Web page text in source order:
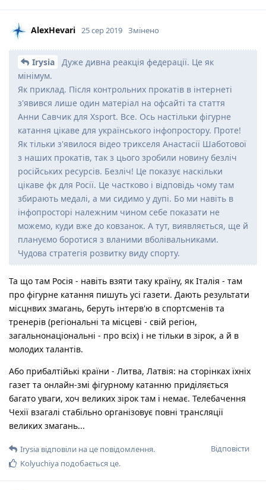
AlexHevari 25 сер 2019 Змінено
Irysia
Дуже дивна реакція федерації. Це як
мінімум.
Як приклад. Після контрольних прокатів в інтернеті
з'явився лише один матеріал на офсайті та стаття
Анни Савчик для Xsport. Все. Ось настільки фігурне
катання цікаве для українського інфопростору. Проте!
Як тільки з'явилося відео трикселя Анастасії Шаботової
з наших прокатів, так з цього зробили новину безліч
російських ресурсів. Безліч! Це показує наскільки
цікаве фк для Росії. Це частково і відповідь чому там
збирають медалі, а ми сидимо у дупі. Бо ми навіть в
інфопросторі належним чином себе показати не
можемо, куди вже до ковзанок. А тут, виявляється, ще й
плануємо боротися з вланими вболівальниками.
Чудова стратегія розвитку виду спорту.
Та що там Росія - навіть взяти таку країну, як Італія - там
про фігурне катання пишуть усі газети. Дають результати
місцнвих змагань, беруть інтерв'ю в спортсменів та
тренерів (регіональні та місцеві - свій регіон,
загальнонаціональні - про всіх) і не тільки в зірок, а й в
молодих талантів.
Або прибалтійькі країни - Литва, Латвія: на сторінках їхніх
газет та онлайн-змі фігурному катанню приділяється
багато уваги, хоч великих зірок там і немає. Телебачення
Чехії взагалі стабільно організовує повні трансляції
великих змагань...
Відповісти
Irysia відповіли на це повідомлення.
Kolyuchiya подобається це.